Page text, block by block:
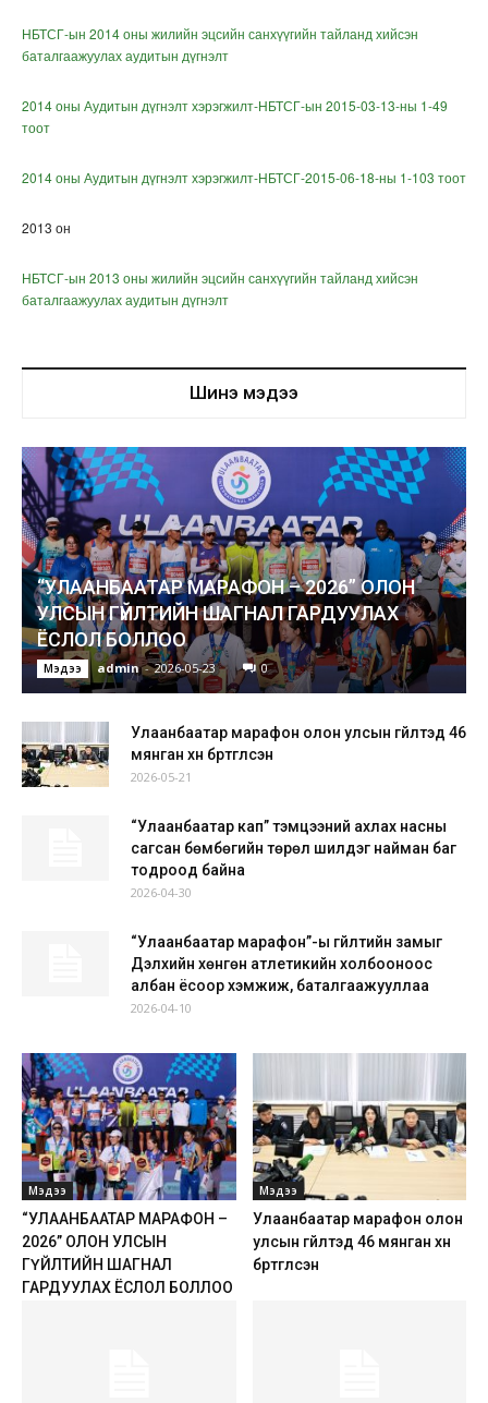
НБТСГ-ын 2014 оны жилийн эцсийн санхүүгийн тайланд хийсэн
баталгаажуулах аудитын дүгнэлт
2014 оны Аудитын дүгнэлт хэрэгжилт-НБТСГ-ын 2015-03-13-ны 1-49
тоот
2014 оны Аудитын дүгнэлт хэрэгжилт-НБТСГ-2015-06-18-ны 1-103 тоот
2013 он
НБТСГ-ын 2013 оны жилийн эцсийн санхүүгийн тайланд хийсэн
баталгаажуулах аудитын дүгнэлт
Шинэ мэдээ
“УЛААНБААТАР МАРАФОН – 2026” ОЛОН
УЛСЫН ГҮЙЛТИЙН ШАГНАЛ ГАРДУУЛАХ
ЁСЛОЛ БОЛЛОО
Мэдээ admin - 2026-05-23 0
Улаанбаатар марафон олон улсын гүйлтэд 46
мянган хүн бүртгүүлсэн
2026-05-21
“Улаанбаатар кап” тэмцээний ахлах насны
сагсан бөмбөгийн төрөл шилдэг найман баг
тодроод байна
2026-04-30
“Улаанбаатар марафон”-ы гүйлтийн замыг
Дэлхийн хөнгөн атлетикийн холбооноос
албан ёсоор хэмжиж, баталгаажууллаа
2026-04-10
Мэдээ
“УЛААНБААТАР МАРАФОН –
2026” ОЛОН УЛСЫН
ГҮЙЛТИЙН ШАГНАЛ
ГАРДУУЛАХ ЁСЛОЛ БОЛЛОО
Мэдээ
Улаанбаатар марафон олон
улсын гүйлтэд 46 мянган хүн
бүртгүүлсэн